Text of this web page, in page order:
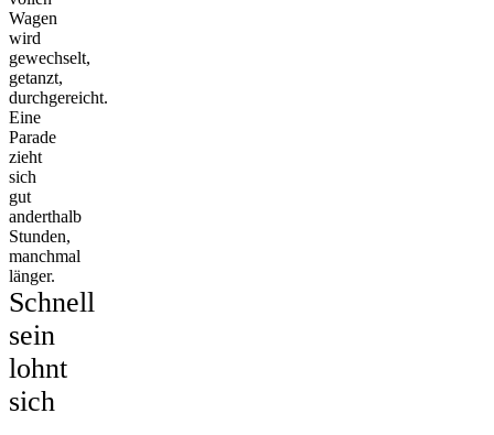
Wagen
wird
gewechselt,
getanzt,
durchgereicht.
Eine
Parade
zieht
sich
gut
anderthalb
Stunden,
manchmal
länger.
Schnell
sein
lohnt
sich